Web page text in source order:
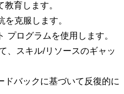
育します。
克服します。
ログラムを使用します。
、スキル/リソースのギャッ
ドバックに基づいて反復的に